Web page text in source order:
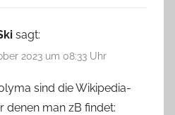
sagt:
2023 um 08:33 Uhr
sind die Wikipedia-
denen man zB findet: